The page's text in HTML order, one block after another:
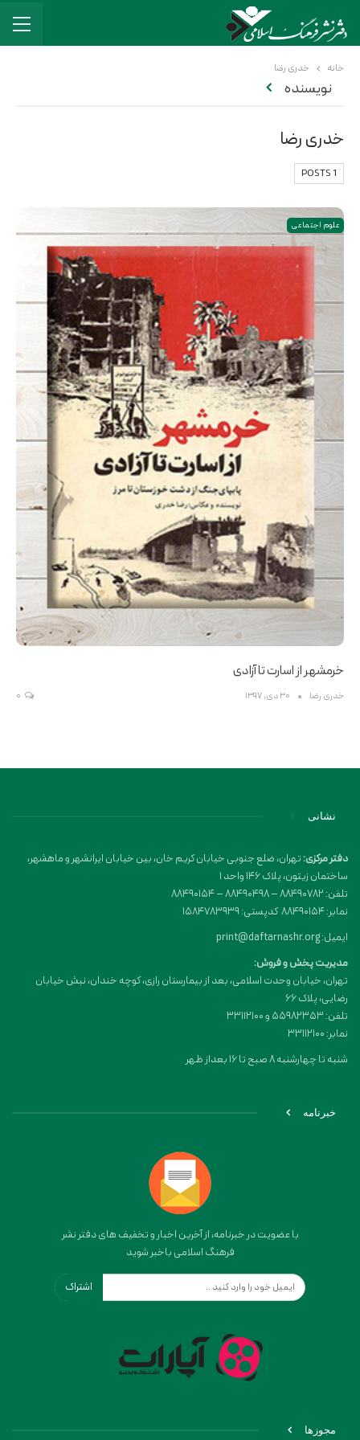
خانه خدری رضا
نویسنده
خدری رضا
1 POSTS
علوم اجتماعی
خرمشهر از اسارت تا آزادی
خدری رضا 30 دی, 1397
نشانی
دفتر مرکزی:تهران، ضلع جنوبی خیابان کریم خان، بین خیابان ایرانشهر و ماهشهر،
ساختمان زیتون، پلاک 146 واحد 1
تلفن: 88490782 – 88490498 – 88490154
نمابر: 88490154 کدپستی: 1584783939
ایمیل: print@daftarnashr.org
مدیریت پخش و فروش:
تهران، خیابان وحدت اسلامی، بعد از بیمارستان رازی، کوچه خندان، نبش خیابان
رضایی، پلاک ۶۶
تلفن: 55982353 و 33112100
نمابر: 33112100
شنبه تا چهارشنبه 8 صبح تا 16 بعداز ظهر
خبرنامه
با عضویت در خبرنامه، از آخرین اخبار و تخفیف های دفتر نشر
فرهنگ اسلامی باخبر شوید
اشتراک
مجوزها